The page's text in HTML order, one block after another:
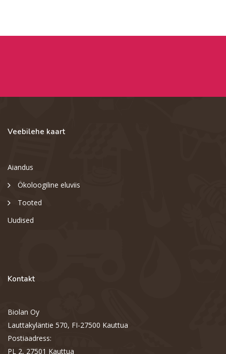
Veebilehe kaart
Aiandus
Ökoloogiline eluviis
Tooted
Uudised
Kontakt
Biolan Oy
Lauttakyläntie 570, FI-27500 Kauttua
Postiaadress:
PL 2, 27501 Kauttua